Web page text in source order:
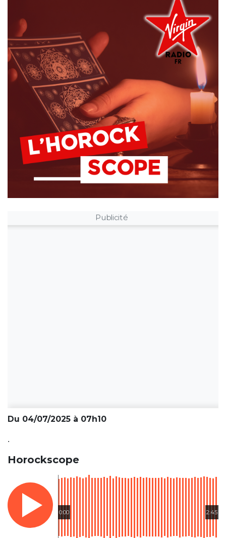
Publicité
Du 04/07/2025 à 07h10
.
Horockscope
0:00 2:45